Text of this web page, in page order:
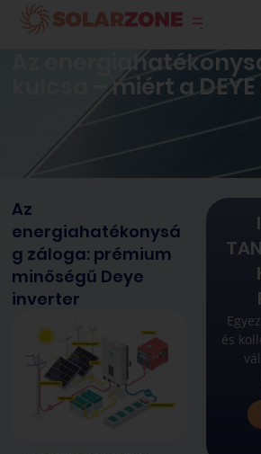
info@solarzone.hu
Az
kulcsa – miért a
Az
energiahatékonysá
g záloga: prémium
minőségű Deye
inverter
és